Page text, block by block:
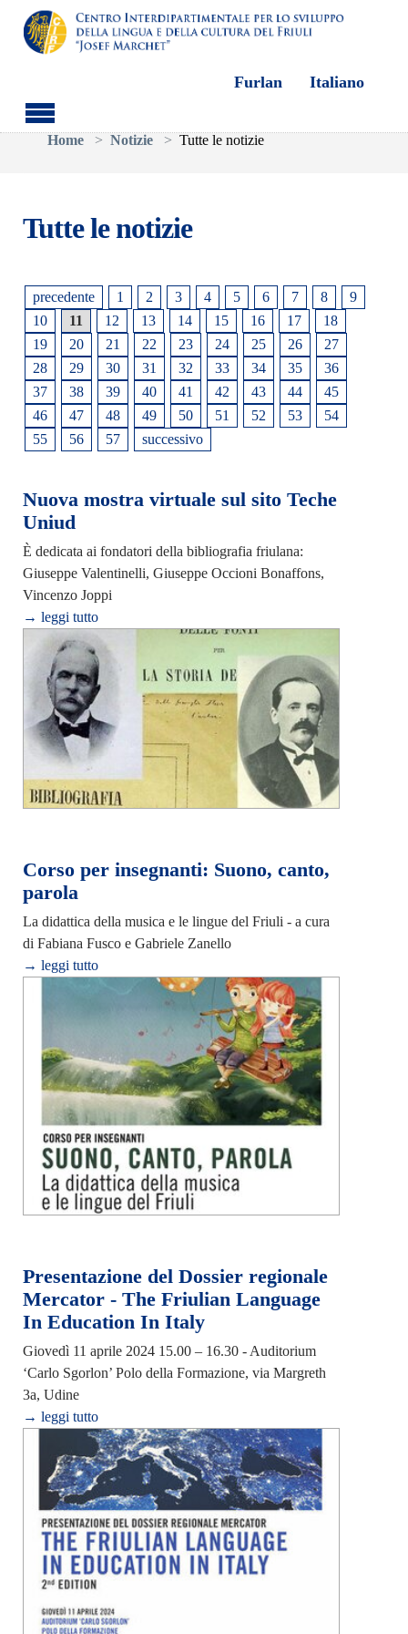
Skip to main content
Furlan Italiano
You are here:
Home
Notizie Tutte le notizie
Tutte le notizie
precedente 1 2 3 4 5 6 7 8
9
10
11 12 13 14 15 16 17
18
19
20 21 22 23 24 25 26
27
28
29 30 31 32 33 34 35
36
37
38 39 40 41 42 43 44
45
46
47 48 49 50 51 52 53
54
55
56 57 successivo
Nuova mostra virtuale sul sito Teche
Uniud
È dedicata ai fondatori della bibliografia friulana:
Giuseppe Valentinelli, Giuseppe Occioni Bonaffons,
Vincenzo Joppi
→ leggi tutto
Corso per insegnanti: Suono, canto,
parola
La didattica della musica e le lingue del Friuli - a cura
di Fabiana Fusco e Gabriele Zanello
→ leggi tutto
Presentazione del Dossier regionale
Mercator - The Friulian Language
In Education In Italy
Giovedì 11 aprile 2024 15.00 – 16.30 - Auditorium
‘Carlo Sgorlon’ Polo della Formazione, via Margreth
3a, Udine
→ leggi tutto